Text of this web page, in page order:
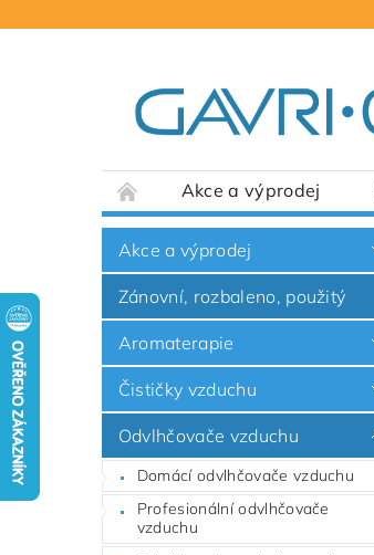
Akce a výprodej
Akce a výprodej
Zánovní, rozbaleno, použitý
Aromaterapie
Čističky vzduchu
Odvlhčovače vzduchu
Domácí odvlhčovače vzduchu
Profesionální odvlhčovače
vzduchu